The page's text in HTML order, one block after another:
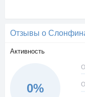
Отзывы о
Активность
0%